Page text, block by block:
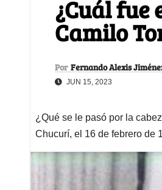
¿Cuál
Camilo
Por Fernando Alexis
JUN 15, 2023
¿Qué se le pasó por la
Chucurí, el 16 de febrero de